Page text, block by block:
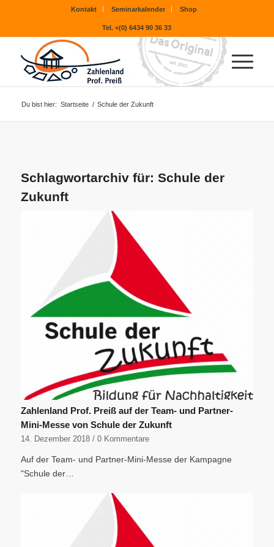
Kontakt Seminarkalender Shop
Tel. +(0) 6434 90 36 33
Du bist hier: Startseite / Schule der Zukunft
Schlagwortarchiv für: Schule der
Zukunft
Zahlenland Prof. Preiß auf der Team- und Partner-
Mini-Messe von Schule der Zukunft
14. Dezember 2018 / 0 Kommentare
Auf der Team- und Partner-Mini-Messe der Kampagne
"Schule der…